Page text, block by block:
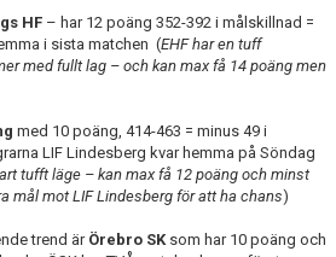
HF – har 12 poäng 352-392 i målskillnad =
i sista matchen (EHF har en tuff
med fullt lag – och kan max få 14 poäng men
med 10 poäng, 414-463 = minus 49 i
LIF Lindesberg kvar hemma på Söndag
tufft läge – kan max få 12 poäng och minst
mål mot LIF Lindesberg för att ha chans)
trend är Örebro SK som har 10 poäng och